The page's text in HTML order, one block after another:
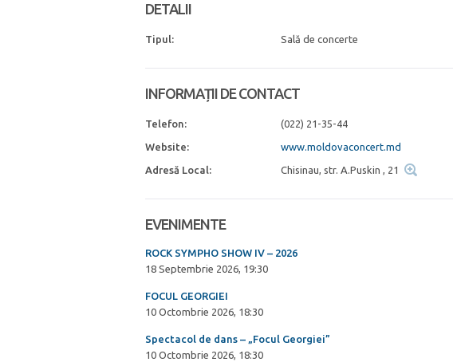
DETALII
Tipul: Sală de concerte
INFORMAȚII DE CONTACT
Telefon: (022) 21-35-44
Website: www.moldovaconcert.md
Adresă Local: Chisinau, str. A.Puskin , 21
EVENIMENTE
ROCK SYMPHO SHOW IV – 2026
18 Septembrie 2026, 19:30
FOCUL GEORGIEI
10 Octombrie 2026, 18:30
Spectacol de dans – „Focul Georgiei”
10 Octombrie 2026, 18:30